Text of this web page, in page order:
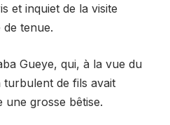
et inquiet de la visite
de tenue.
Gueye, qui, à la vue du
turbulent de fils avait
grosse bêtise.